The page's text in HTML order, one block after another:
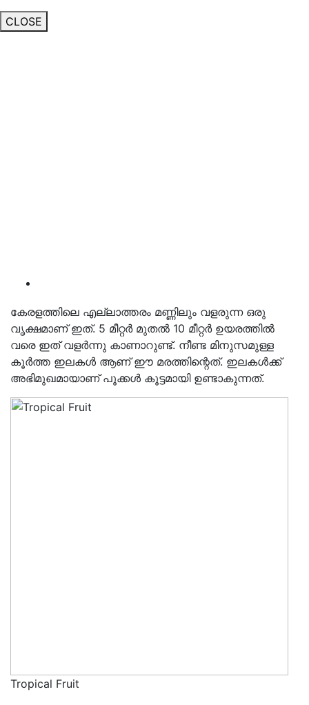
CLOSE
കേരളത്തിലെ എല്ലാത്തരം മണ്ണിലും വളരുന്ന ഒരു
വൃക്ഷമാണ് ഇത്. 5 മീറ്റർ മുതൽ 10 മീറ്റർ ഉയരത്തിൽ
വരെ ഇത് വളർന്നു കാണാറുണ്ട്. നീണ്ട മിനുസമുള്ള
കൂർത്ത ഇലകൾ ആണ് ഈ മരത്തിന്റെത്. ഇലകൾക്ക്
അഭിമുഖമായാണ് പൂക്കൾ കൂട്ടമായി ഉണ്ടാകുന്നത്.
Tropical Fruit